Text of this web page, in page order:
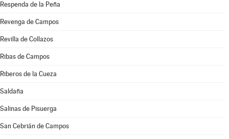
Respenda de la Peña
Revenga de Campos
Revilla de Collazos
Ribas de Campos
Riberos de la Cueza
Saldaña
Salinas de Pisuerga
San Cebrián de Campos